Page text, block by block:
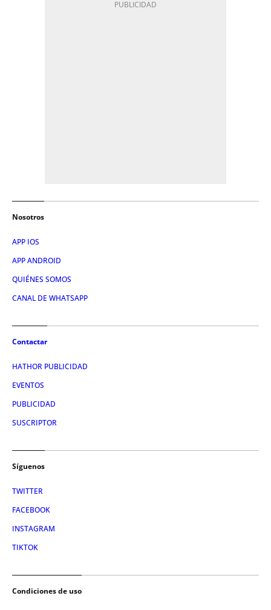
Nosotros
APP IOS
APP ANDROID
QUIÉNES SOMOS
CANAL DE WHATSAPP
Contactar
HATHOR PUBLICIDAD
EVENTOS
PUBLICIDAD
SUSCRIPTOR
Síguenos
TWITTER
FACEBOOK
INSTAGRAM
TIKTOK
Condiciones de uso